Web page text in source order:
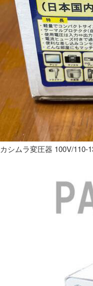
カシムラ変圧器 100V/110-